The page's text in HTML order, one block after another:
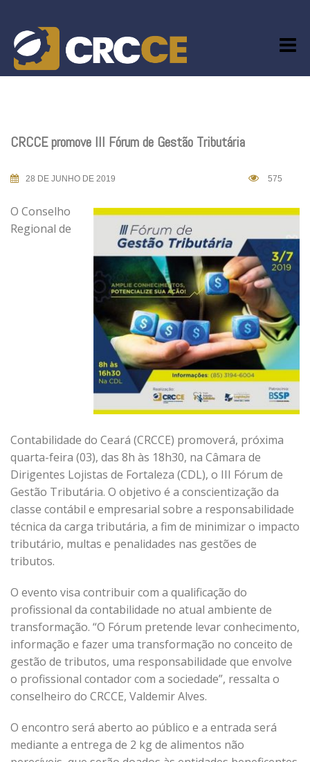
content
CRCCE promove III Fórum de Gestão Tributária
28 DE JUNHO DE 2019 575
O Conselho
Regional de
Contabilidade do Ceará (CRCCE) promoverá, próxima
quarta-feira (03), das 8h às 18h30, na Câmara de
Dirigentes Lojistas de Fortaleza (CDL), o III Fórum de
Gestão Tributária. O objetivo é a conscientização da
classe contábil e empresarial sobre a responsabilidade
técnica da carga tributária, a fim de minimizar o impacto
tributário, multas e penalidades nas gestões de
tributos.
O evento visa contribuir com a qualificação do
profissional da contabilidade no atual ambiente de
transformação. “O Fórum pretende levar conhecimento,
informação e fazer uma transformação no conceito de
gestão de tributos, uma responsabilidade que envolve
o profissional contador com a sociedade”, ressalta o
conselheiro do CRCCE, Valdemir Alves.
O encontro será aberto ao público e a entrada será
mediante a entrega de 2 kg de alimentos não